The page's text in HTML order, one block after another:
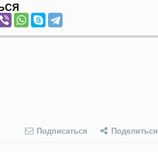
Подписаться Поделиться